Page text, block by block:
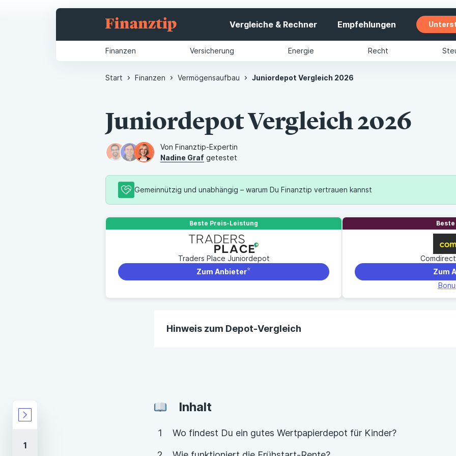
Vergleiche & Rechner Empfehlungen
Finanzen Versicherung Energie Recht
Start Finanzen Vermögensaufbau Juniordepot Vergleich 2026
Juniordepot Vergleich 2026
Von Finanztip-Expertin
Nadine Graf getestet
Gemeinnützig und unabhängig – warum Du Finanztip vertrauen kannst
Als Teil der gemeinnützigen Finanztip Stiftung arbeiten wir nur für Deine Interessen – damit Du
So hilft Dir Finanztip
Unabhängige Marktrecherche frei von wirtschaftlichem Interesse
Höchste Expertise durch 52-köpfige Redaktion
Beste Preis-Leistung
Traders Place Juniordepot
Zum Anbieter
Zum
Hinweis zum Depot-Vergleich
aktualisiert. Wir übernehmen keine Gewähr und Haftung für die
Inhalt
Wo findest Du ein gutes Wertpapierdepot für Kinder?